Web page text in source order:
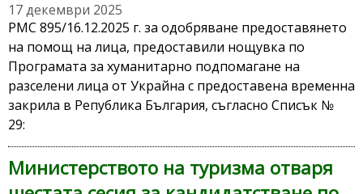
17 декември 2025
РМС 895/16.12.2025 г. за одобряване предоставянето
на помощ на лица, предоставили нощувка по
Програмата за хуманитарно подпомагане на
разселени лица от Украйна с предоставена временна
закрила в Република България, съгласно Списък №
29:
Министерството на туризма отваря